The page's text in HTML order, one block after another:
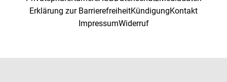
Erklärung zur BarrierefreiheitKündigungKontakt
ImpressumWiderruf